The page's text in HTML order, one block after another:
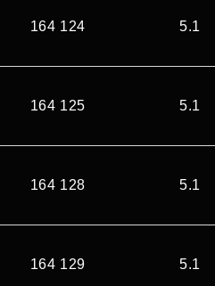
164 124 5.1
164 125 5.1
164 128 5.1
164 129 5.1